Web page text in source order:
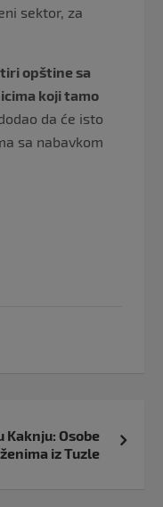
sektor, za
opštine sa
koji tamo
da će isto
sa nabavkom
Osobe
iz Tuzle